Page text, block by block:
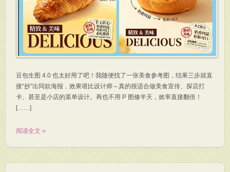
豆包生图 4.0 也太好用了吧！我随便找了一张美食参考图，结果三步就直
接“抄”出同款海报，效果堪比设计师～真的很适合做美食宣传、探店打
卡、甚至是小店的菜单设计。再也不用 P 图修半天，效率直接翻倍！
[……]
阅读全文 »